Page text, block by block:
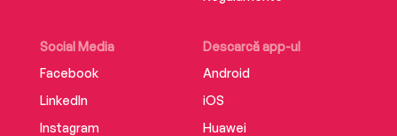
Social Media
Facebook
LinkedIn
Instagram
Descarcă app-ul
Android
iOS
Huawei